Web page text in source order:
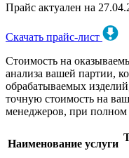
Прайс актуален на
Скачать прайс-лист
Стоимость на
анализа вашей партии,
обрабатываемых
точную стоимость на
менеджеров, при полном
Наименование услуги